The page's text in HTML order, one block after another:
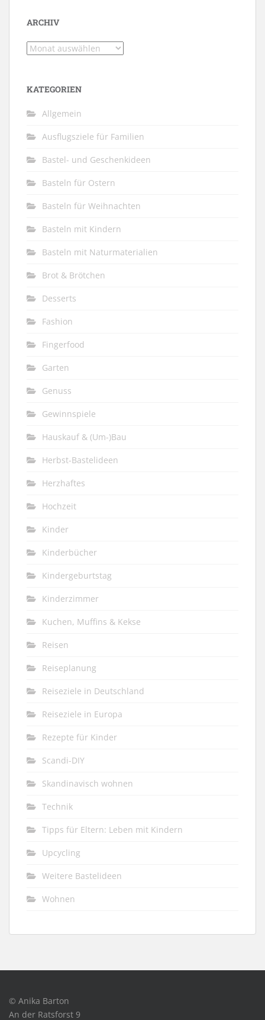
ARCHIV
Archiv
KATEGORIEN
Allgemein
Ausflugsziele für Familien
Bastel- und Geschenkideen
Basteln für Ostern
Basteln für Weihnachten
Basteln mit Kindern
Basteln mit Naturmaterialien
Brot & Brötchen
Desserts
Fashion
Fingerfood
Garten
Genuss
Gewinnspiele
Hauskauf & (Um-)Bau
Herbst-Bastelideen
Herzhaftes
Hochzeit
Kinder
Kinderbücher
Kindergeburtstag
Kinderzimmer
Kuchen, Muffins & Kekse
Reisen
Reiseplanung
Reiseziele in Deutschland
Reiseziele in Europa
Rezepte für Kinder
Scandi-DIY
Skandinavisch wohnen
Technik
Tipps für Eltern: Leben mit Kindern
Upcycling
Weitere Bastelideen
Wohnen
© Anika Barton
An der Ratsforst 9